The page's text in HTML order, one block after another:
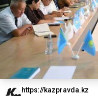
https://kazpravda.kz